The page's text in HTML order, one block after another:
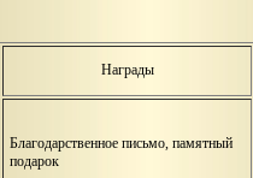
Награды
Благодарственное письмо, памятный
подарок